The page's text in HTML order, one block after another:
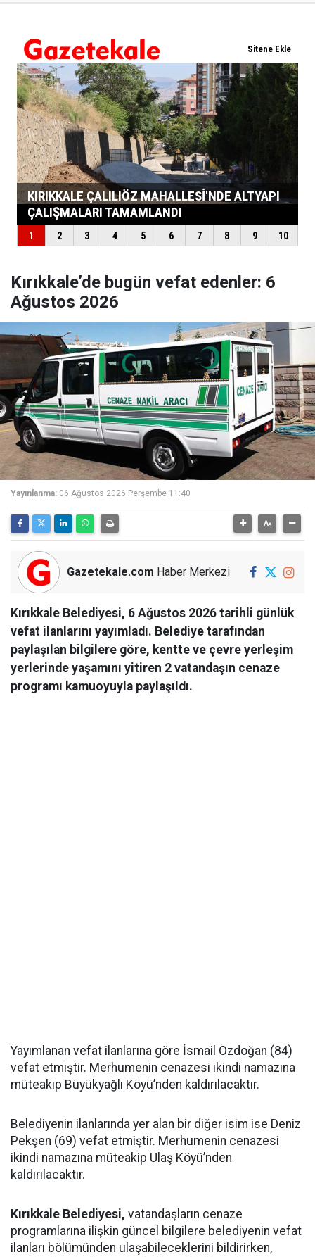
Kırıkkale’de bugün vefat edenler: 6
Ağustos 2026
Yayınlanma: 06 Ağustos 2026 Perşembe 11:40
Gazetekale.com Haber Merkezi
Kırıkkale Belediyesi, 6 Ağustos 2026 tarihli günlük
vefat ilanlarını yayımladı. Belediye tarafından
paylaşılan bilgilere göre, kentte ve çevre yerleşim
yerlerinde yaşamını yitiren 2 vatandaşın cenaze
programı kamuoyuyla paylaşıldı.
Yayımlanan vefat ilanlarına göre İsmail Özdoğan (84)
vefat etmiştir. Merhumenin cenazesi ikindi namazına
müteakip Büyükyağlı Köyü’nden kaldırılacaktır.
Belediyenin ilanlarında yer alan bir diğer isim ise Deniz
Pekşen (69) vefat etmiştir. Merhumenin cenazesi
ikindi namazına müteakip Ulaş Köyü’nden
kaldırılacaktır.
Kırıkkale Belediyesi, vatandaşların cenaze
programlarına ilişkin güncel bilgilere belediyenin vefat
ilanları bölümünden ulaşabileceklerini bildirirken,